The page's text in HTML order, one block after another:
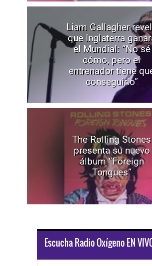
Liam Gallagher
que Inglaterra
el Mundial: “No sé
cómo, pero el
entrenador tiene
conseguirlo”
The Rolling Stones
presenta su nuevo
álbum “Foreign
Tongues”
Escucha Radio Oxígeno EN